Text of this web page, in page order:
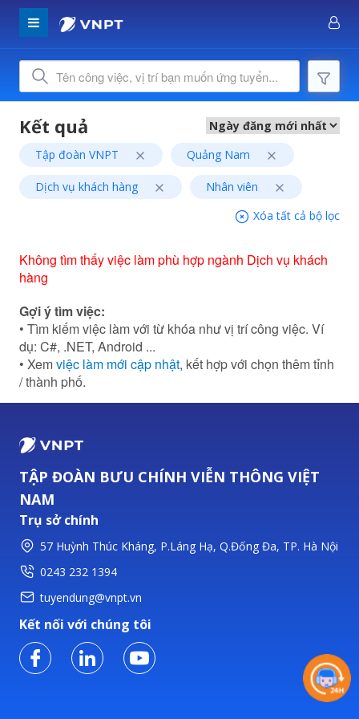
Tập đoàn VNPT Quảng Nam
Dịch vụ khách hàng
Nhân viên
Xóa tất cả bộ lọc
Không tìm thấy việc làm phù hợp ngành Dịch vụ khách
hàng
Gợi ý tìm việc:
• Tìm kiếm việc làm với từ khóa như vị trí công việc. Ví
dụ: C#, .NET, Android ...
• Xemviệc làm mới cập nhật, kết hợp với chọn thêm tỉnh
/ thành phố.
TẬP ĐOÀN BƯU CHÍNH VIỄN THÔNG VIỆT
NAM
Trụ sở chính
57 Huỳnh Thúc Kháng, P.Láng Hạ, Q.Đống Đa, TP. Hà Nội
0243 232 1394
tuyendung@vnpt.vn
Kết nối với chúng tôi